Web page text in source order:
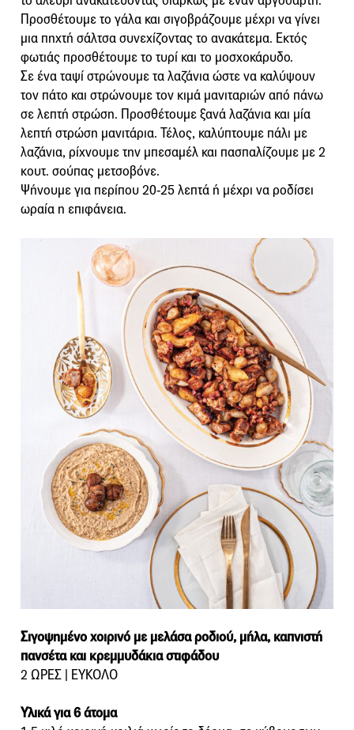
Προσθέτουμε το γάλα και σιγοβράζουμε μέχρι να γίνει
μια πηχτή σάλτσα συνεχίζοντας το ανακάτεμα. Εκτός
φωτιάς προσθέτουμε το τυρί και το μοσχοκάρυδο.
Σε ένα ταψί στρώνουμε τα λαζάνια ώστε να καλύψουν
τον πάτο και στρώνουμε τον κιμά μανιταριών από πάνω
σε λεπτή στρώση. Προσθέτουμε ξανά λαζάνια και μία
λεπτή στρώση μανιτάρια. Τέλος, καλύπτουμε πάλι με
λαζάνια, ρίχνουμε την μπεσαμέλ και πασπαλίζουμε με 2
κουτ. σούπας μετσοβόνε.
Ψήνουμε για περίπου 20-25 λεπτά ή μέχρι να ροδίσει
ωραία η επιφάνεια.
Σιγοψημένο χοιρινό με μελάσα ροδιού, μήλα, καπνιστή
πανσέτα και κρεμμυδάκια στιφάδου
2 ΩΡΕΣ | ΕΥΚΟΛΟ
Υλικά για 6 άτομα